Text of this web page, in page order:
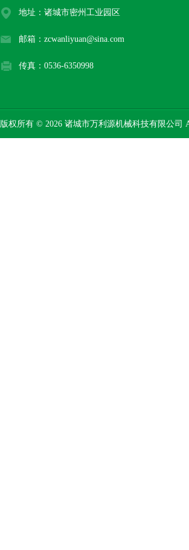
地址：诸城市密州工业园区
邮箱：zcwanliyuan@sina.com
传真：0536-6350998
版权所有 © 2026 诸城市万利源机械科技有限公司